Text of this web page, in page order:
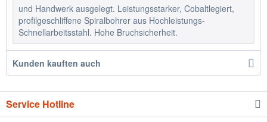
und Handwerk ausgelegt. Leistungsstarker, Cobaltlegiert,
profilgeschliffene Spiralbohrer aus Hochleistungs-
Schnellarbeitsstahl. Hohe Bruchsicherheit.
Kunden kauften auch
Service Hotline